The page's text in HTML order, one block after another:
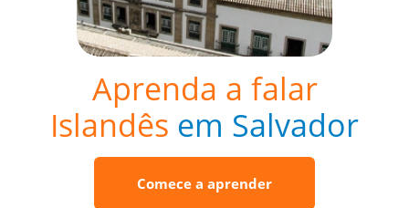
Aprenda a falar
Islandês em Salvador
Comece a aprender